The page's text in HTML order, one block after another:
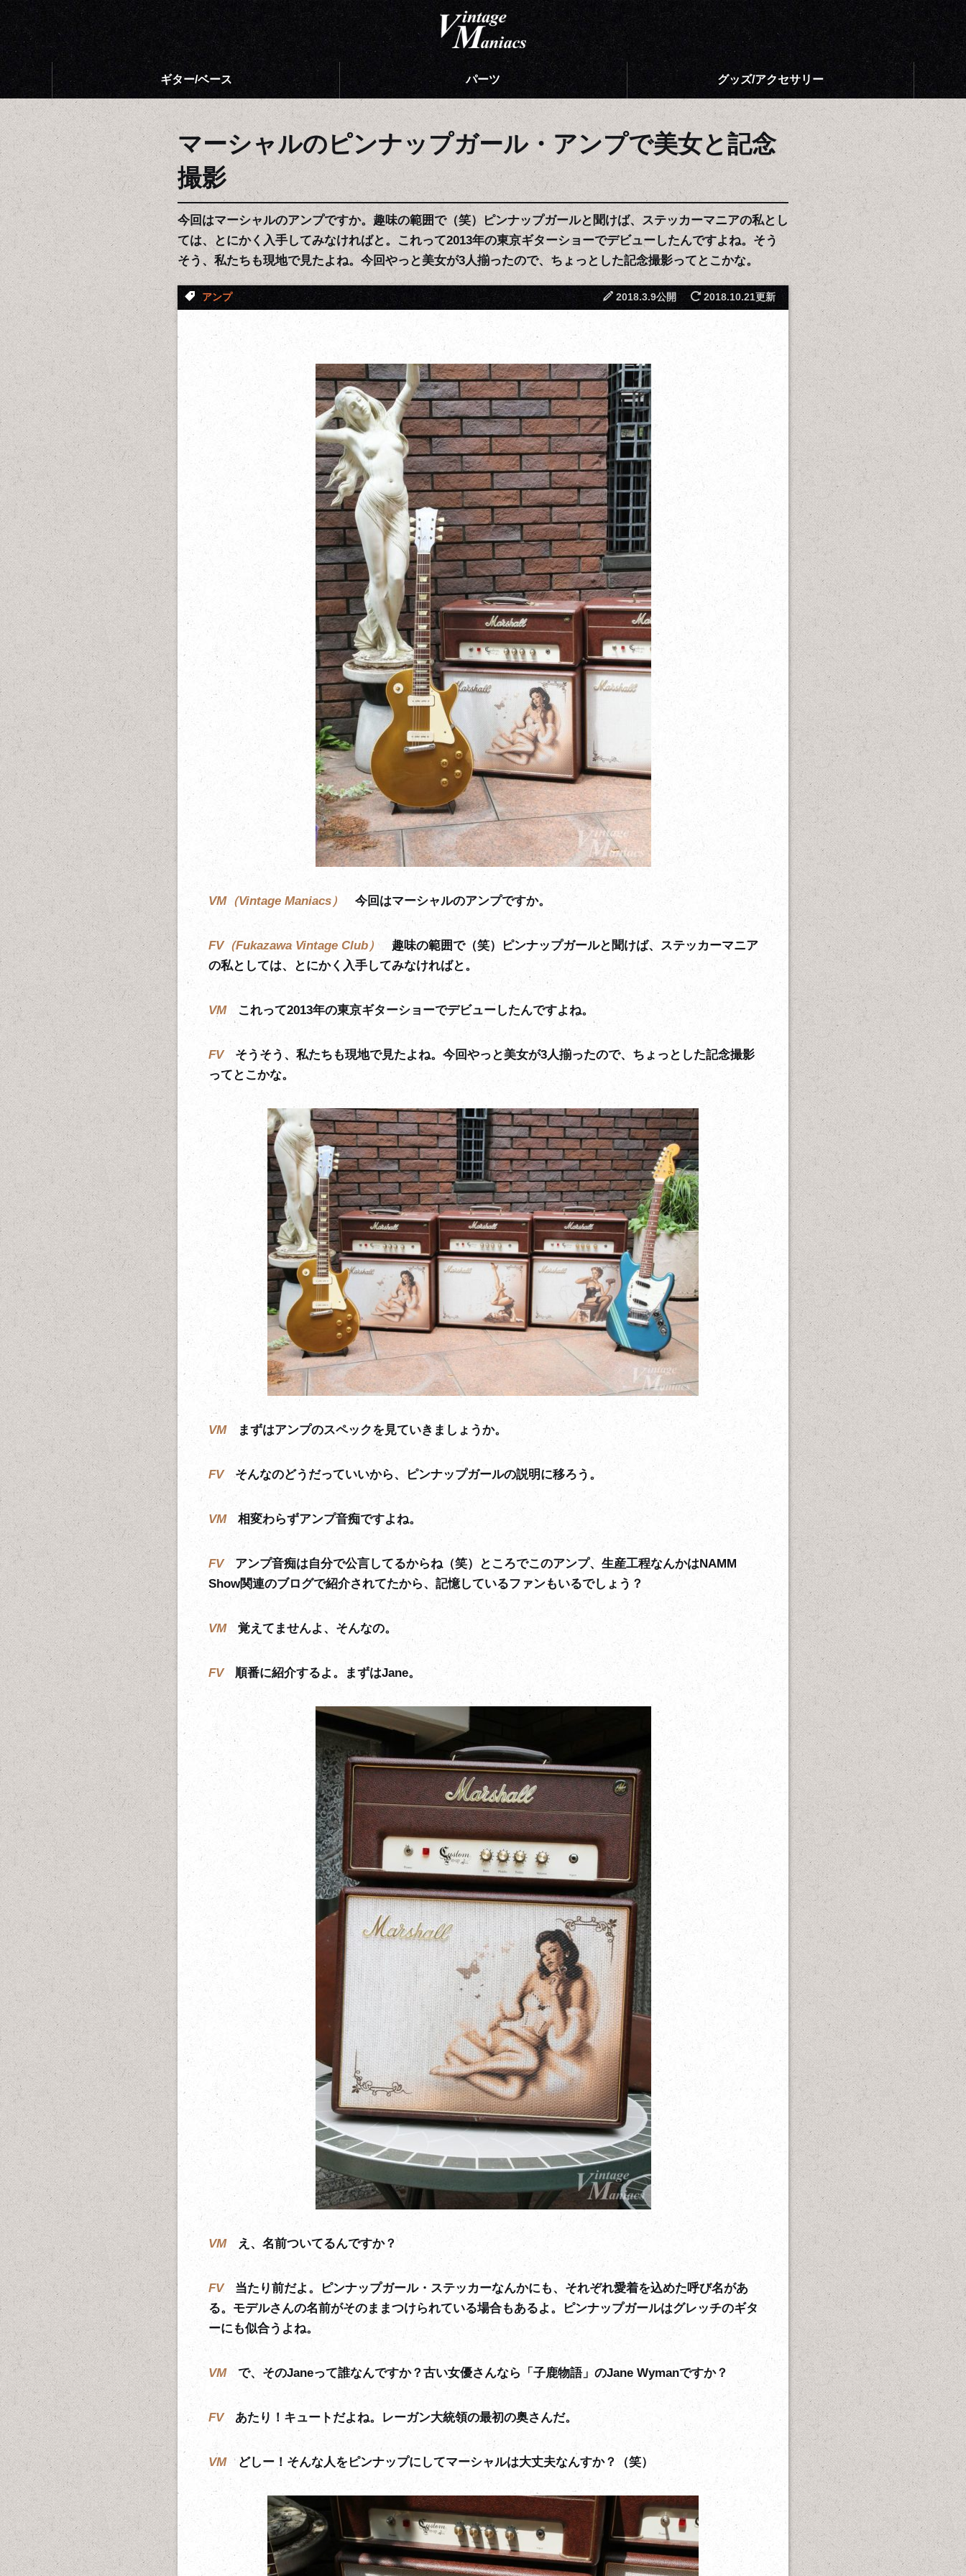
ギター/ベース パーツ グッズ/アクセサリー
マーシャルのピンナップガール・アンプで美女と記念
撮影
今回はマーシャルのアンプですか。趣味の範囲で（笑）ピンナップガールと聞けば、ステッカーマニアの私とし
ては、とにかく入手してみなければと。これって2013年の東京ギターショーでデビューしたんですよね。そう
そう、私たちも現地で見たよね。今回やっと美女が3人揃ったので、ちょっとした記念撮影ってとこかな。
アンプ 2018.3.9公開 2018.10.21更新
VM（Vintage Maniacs） 今回はマーシャルのアンプですか。
FV（Fukazawa Vintage Club）
趣味の範囲で（笑）ピンナップガールと聞けば、ステッカーマニア
の私としては、とにかく入手してみなければと。
VM これって2013年の東京ギターショーでデビューしたんですよね。
FV
そうそう、私たちも現地で見たよね。今回やっと美女が3人揃ったので、ちょっとした記念撮影
ってとこかな。
VM まずはアンプのスペックを見ていきましょうか。
FV そんなのどうだっていいから、ピンナップガールの説明に移ろう。
VM 相変わらずアンプ音痴ですよね。
FV
アンプ音痴は自分で公言してるからね（笑）ところでこのアンプ、生産工程なんかはNAMM
Show関連のブログで紹介されてたから、記憶しているファンもいるでしょう？
VM 覚えてませんよ、そんなの。
FV 順番に紹介するよ。まずはJane。
VM え、名前ついてるんですか？
FV
当たり前だよ。ピンナップガール・ステッカーなんかにも、それぞれ愛着を込めた呼び名があ
る。モデルさんの名前がそのままつけられている場合もあるよ。ピンナップガールはグレッチのギタ
ーにも似合うよね。
VM で、そのJaneって誰なんですか？古い女優さんなら「子鹿物語」のJane Wymanですか？
FV あたり！キュートだよね。レーガン大統領の最初の奥さんだ。
VM どしー！そんな人をピンナップにしてマーシャルは大丈夫なんすか？（笑）